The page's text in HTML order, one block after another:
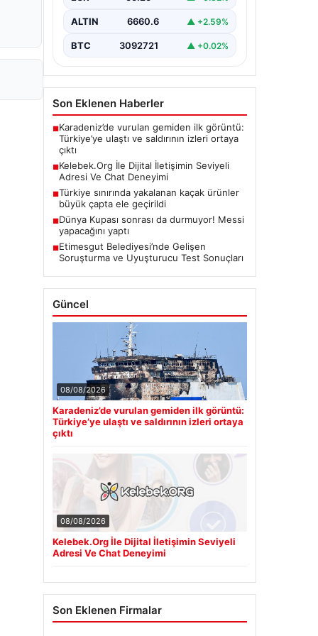
ALTIN 6660.6 ▲ +2.59%
BTC 3092721 ▲ +0.02%
Son Eklenen Haberler
■Karadeniz’de vurulan gemiden ilk görüntü:
Türkiye’ye ulaştı ve saldırının izleri ortaya
çıktı
■Kelebek.Org İle Dijital İletişimin Seviyeli
Adresi Ve Chat Deneyimi
■Türkiye sınırında yakalanan kaçak ürünler
büyük çapta ele geçirildi
■Dünya Kupası sonrası da durmuyor! Messi
yapacağını yaptı
■Etimesgut Belediyesi’nde Gelişen
Soruşturma ve Uyuşturucu Test Sonuçları
Güncel
08/08/2026
Karadeniz’de vurulan gemiden ilk görüntü:
Türkiye’ye ulaştı ve saldırının izleri ortaya
çıktı
08/08/2026
Kelebek.Org İle Dijital İletişimin Seviyeli
Adresi Ve Chat Deneyimi
Son Eklenen Firmalar